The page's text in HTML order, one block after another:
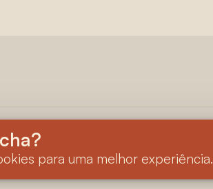
Todos os direitos reservados
e CondiçõesCookies
para uma melhor experiência.